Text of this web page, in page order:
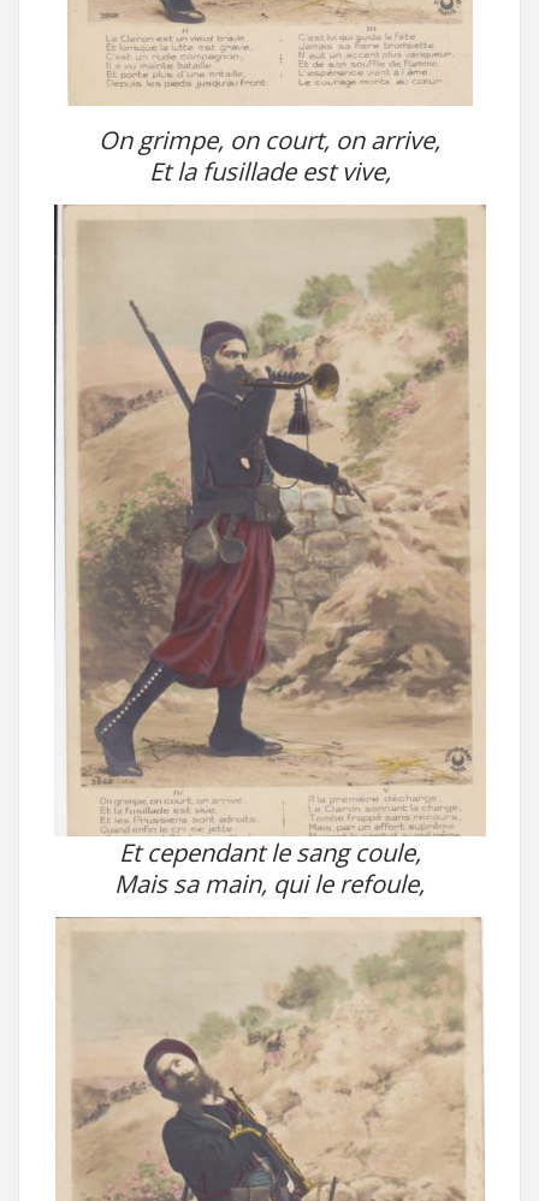
On grimpe, on court, on arrive,
Et la fusillade est vive,
Et cependant le sang coule,
Mais sa main, qui le refoule,